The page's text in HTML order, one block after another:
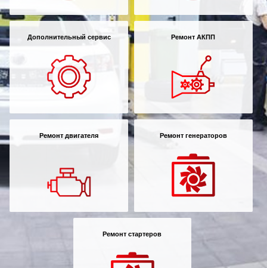
Дополнительный сервис Ремонт АКПП
Ремонт двигателя Ремонт генераторов
Ремонт стартеров